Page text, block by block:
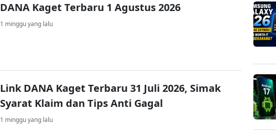
DANA Kaget Terbaru 1 Agustus 2026
1 minggu yang lalu
Link DANA Kaget Terbaru 31 Juli 2026, Simak
Syarat Klaim dan Tips Anti Gagal
1 minggu yang lalu